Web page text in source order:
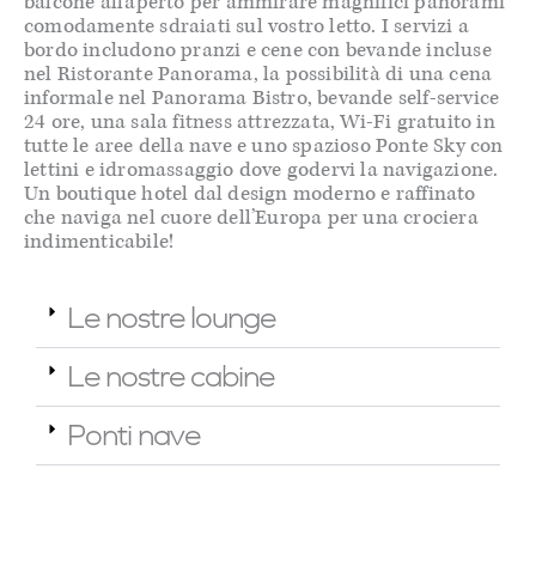
comodamente sdraiati sul vostro letto. I servizi a
bordo includono pranzi e cene con bevande incluse
nel Ristorante Panorama, la possibilità di una cena
informale nel Panorama Bistro, bevande self-service
24 ore, una sala fitness attrezzata, Wi-Fi gratuito in
tutte le aree della nave e uno spazioso Ponte Sky con
lettini e idromassaggio dove godervi la navigazione.
Un boutique hotel dal design moderno e raffinato
che naviga nel cuore dell’Europa per una crociera
indimenticabile!
Le nostre lounge
Le nostre cabine
Ponti nave